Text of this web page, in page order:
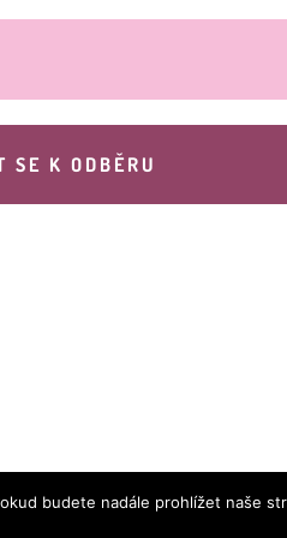
SE K ODBĚRU
budete nadále prohlížet naše